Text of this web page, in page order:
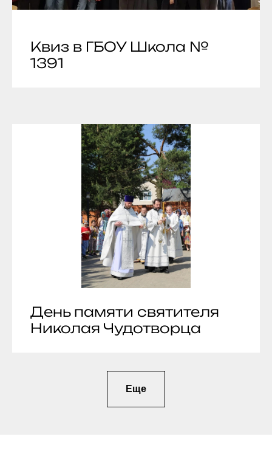
Квиз в ГБОУ Школа №
1391
День памяти святителя
Николая Чудотворца
Еще